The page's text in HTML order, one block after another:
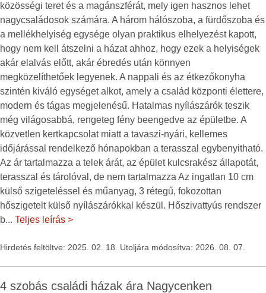
közösségi teret és a magánszférát, mely igen hasznos lehet
nagycsaládosok számára. A három hálószoba, a fürdőszoba és
a mellékhelyiség egysége olyan praktikus elhelyezést kapott,
hogy nem kell átszelni a házat ahhoz, hogy ezek a helyiségek
akár elalvás előtt, akár ébredés után könnyen
megközelíthetőek legyenek. A nappali és az étkezőkonyha
szintén kiváló egységet alkot, amely a család központi élettere,
modern és tágas megjelenésű. Hatalmas nyílászárók teszik
még világosabbá, rengeteg fény beengedve az épületbe. A
közvetlen kertkapcsolat miatt a tavaszi-nyári, kellemes
időjárással rendelkező hónapokban a terasszal egybenyitható.
Az ár tartalmazza a telek árát, az épület kulcsrakész állapotát,
terasszal és tárolóval, de nem tartalmazza Az ingatlan 10 cm
külső szigeteléssel és műanyag, 3 rétegű, fokozottan
hőszigetelt külső nyílászárókkal készül. Hőszivattyús rendszer
b... Teljes leírás >
Hirdetés feltöltve: 2025. 02. 18. Utoljára módosítva: 2026. 08. 07.
4 szobás családi házak ára Nagycenken